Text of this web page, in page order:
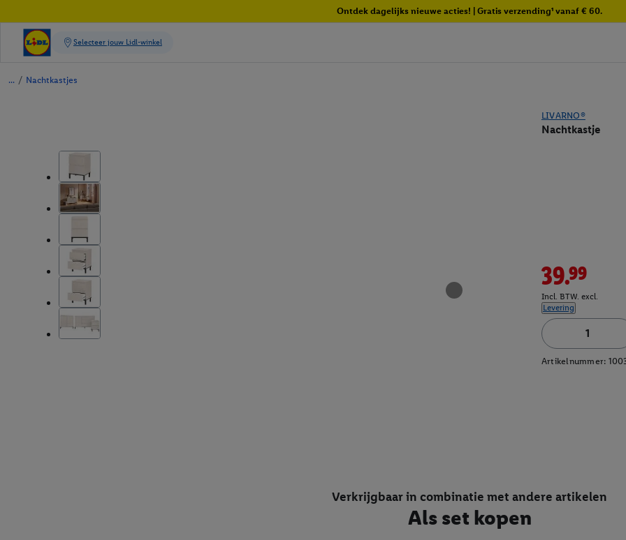
Ontdek dagelijks nieuwe acties! | Gratis verzending¹ vanaf € 60.
/ Nachtkastjes
LIVARNO®
Nachtkastje
39.99
Incl. BTW. excl.
Levering
Artikelnummer:
Verkrijgbaar in combinatie met andere artikelen
Als set kopen